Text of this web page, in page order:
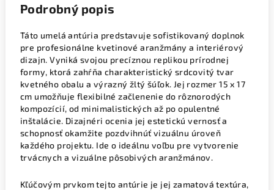
Podrobný popis
Táto umelá antúria predstavuje sofistikovaný doplnok
pre profesionálne kvetinové aranžmány a interiérový
dizajn. Vyniká svojou precíznou replikou prírodnej
formy, ktorá zahŕňa charakteristický srdcovitý tvar
kvetného obalu a výrazný žltý šúľok. Jej rozmer 15 x 17
cm umožňuje flexibilné začlenenie do rôznorodých
kompozícií, od minimalistických až po opulentné
inštalácie. Dizajnéri ocenia jej estetickú vernosť a
schopnosť okamžite pozdvihnúť vizuálnu úroveň
každého projektu. Ide o ideálnu voľbu pre vytvorenie
trvácnych a vizuálne pôsobivých aranžmánov.
Kľúčovým prvkom tejto antúrie je jej zamatová textúra,